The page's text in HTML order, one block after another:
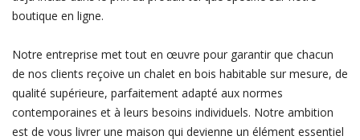
boutique en ligne.
Notre entreprise met tout en œuvre pour garantir que chacun
de nos clients reçoive un chalet en bois habitable sur mesure, de
qualité supérieure, parfaitement adapté aux normes
contemporaines et à leurs besoins individuels. Notre ambition
est de vous livrer une maison qui devienne un élément essentiel